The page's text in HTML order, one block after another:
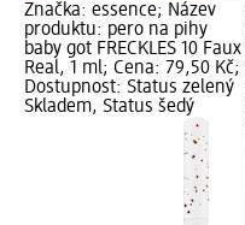
Značka: essence; Název
produktu: pero na pihy
baby got FRECKLES 10 Faux
Real, 1 ml; Cena: 79,50 Kč;
Dostupnost: Status zelený
Skladem, Status šedý